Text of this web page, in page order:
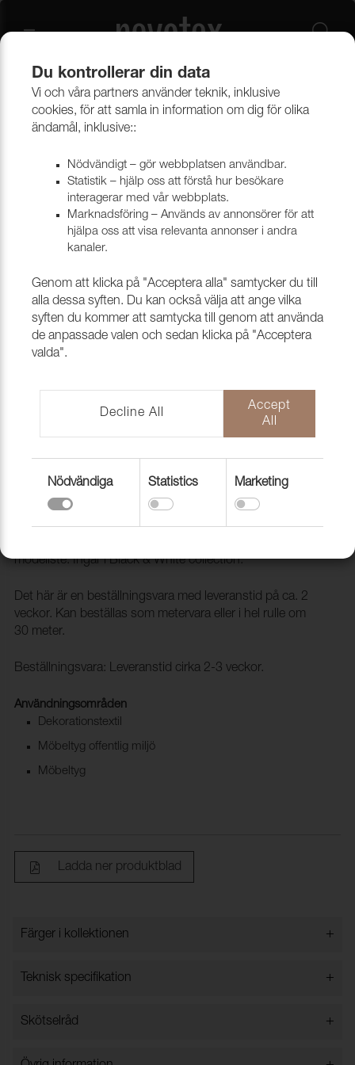
Beklädnadsmaterial Möbeltyger Alla möbeltyger
Tyg Burrata 201
9950008
modéliste. Ingår i Black & White collection.
Det här är en beställningsvara med leveranstid på ca. 2
veckor. Kan beställas som metervara eller i hel rulle om
30 meter.
Beställningsvara: Leveranstid cirka 2-3 veckor.
Användningsområden
Dekorationstextil
Möbeltyg offentlig miljö
Möbeltyg
Ladda ner produktblad
Färger i kollektionen +
Färger i kollektionen
Teknisk specifikation +
Bredd:
Skötselråd +
Får ej tvättas i vatten
Du kontrollerar din data
Vi och våra partners använder teknik, inklusive
cookies, för att samla in information om dig för olika
ändamål, inklusive::
Nödvändigt – gör webbplatsen användbar.
Statistik – hjälp oss att förstå hur besökare
interagerar med vår webbplats.
Marknadsföring – Används av annonsörer för att
hjälpa oss att visa relevanta annonser i andra
kanaler.
Genom att klicka på "Acceptera alla" samtycker du till
alla dessa syften. Du kan också välja att ange vilka
syften du kommer att samtycka till genom att använda
de anpassade valen och sedan klicka på "Acceptera
valda".
Decline All
Accept
All
Nödvändiga Statistics Marketing